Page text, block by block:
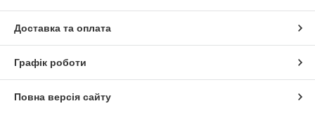
Доставка та оплата
Графік роботи
Повна версія сайту